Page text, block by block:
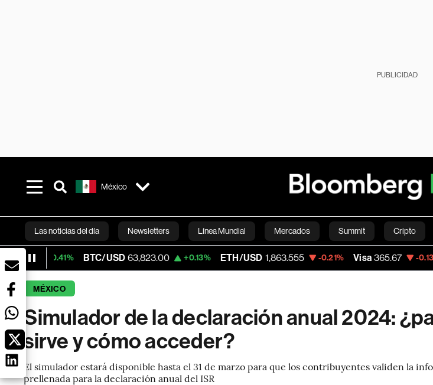
PUBLICIDAD
México
Las noticias del día Newsletters Línea Mundial Mercados Summit Cripto
Bloomberg Green Economía Estilo de vida
BTC/USD 63,823.00 +0.13% ETH/USD 1,863.555 -0.21% Visa 365.67 -0.13%
MÉXICO
Simulador de la declaración anual 2024:
sirve y cómo acceder?
El simulador estará disponible hasta el 31 de marzo para que los contribuyentes validen la
prellenada para la declaración anual del ISR